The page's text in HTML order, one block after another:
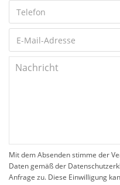
Mit dem Absenden stimme der
Daten gemäß der
Anfrage zu. Diese Einwilligung